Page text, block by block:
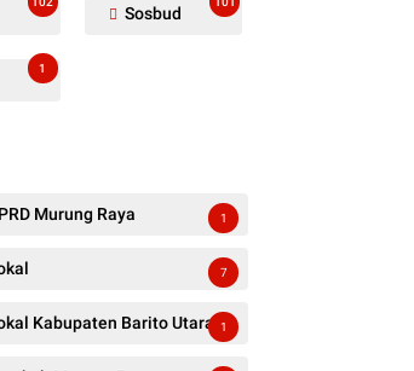
Sosbud
1
Murung Raya 1
7
Kabupaten Barito Utara 1